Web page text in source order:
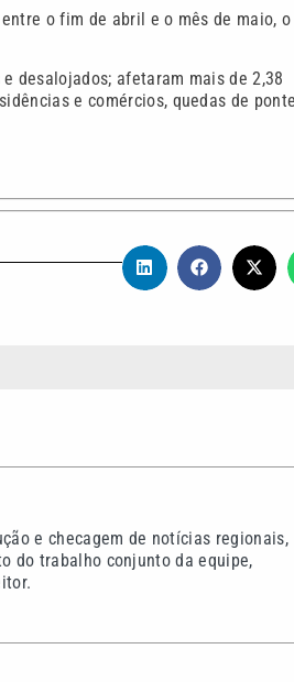
o fim de abril e o mês de maio, o
desalojados; afetaram mais de 2,38
e comércios, quedas de
e checagem de notícias regionais,
do trabalho conjunto da equipe,